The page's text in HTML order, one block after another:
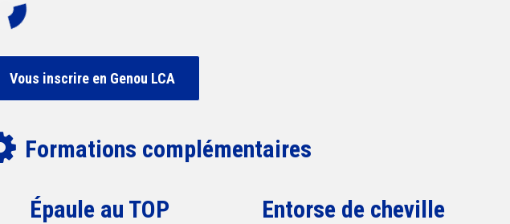
Vous inscrire en Genou LCA
Formations complémentaires
Épaule au TOP Entorse de cheville